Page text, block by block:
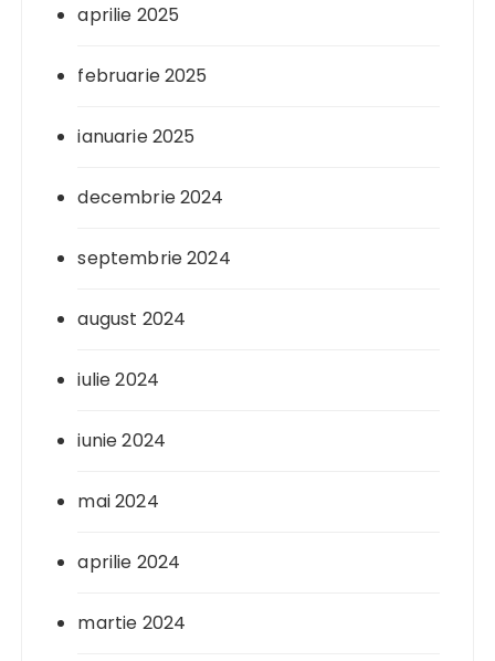
aprilie 2025
februarie 2025
ianuarie 2025
decembrie 2024
septembrie 2024
august 2024
iulie 2024
iunie 2024
mai 2024
aprilie 2024
martie 2024